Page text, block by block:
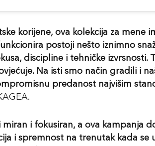
korijene, ova kolekcija za mene
postoji nešto iznimno
discipline i tehničke izvrsnosti.
Na isti smo način gradili i
predanost najvišim
miran i fokusiran, a ova kampanja
i spremnost na trenutak kada se